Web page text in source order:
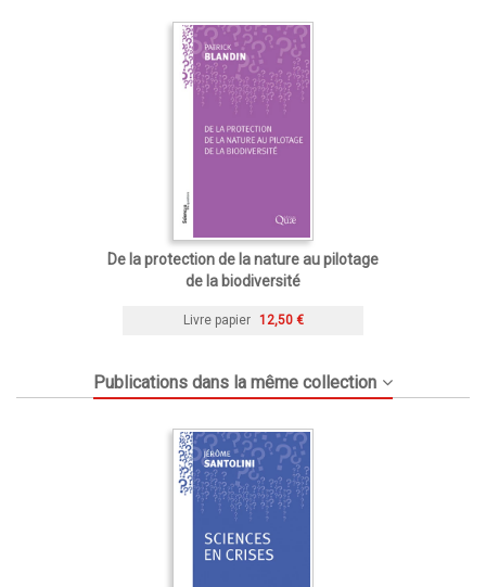
De la protection de la nature au pilotage
de la biodiversité
Livre papier 12,50 €
Publications dans la même collection